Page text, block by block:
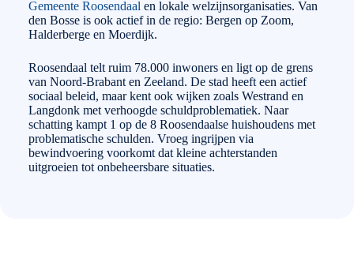
Gemeente Roosendaal en lokale welzijnsorganisaties. Van
den Bosse is ook actief in de regio: Bergen op Zoom,
Halderberge en Moerdijk.
Roosendaal telt ruim 78.000 inwoners en ligt op de grens
van Noord-Brabant en Zeeland. De stad heeft een actief
sociaal beleid, maar kent ook wijken zoals Westrand en
Langdonk met verhoogde schuldproblematiek. Naar
schatting kampt 1 op de 8 Roosendaalse huishoudens met
problematische schulden. Vroeg ingrijpen via
bewindvoering voorkomt dat kleine achterstanden
uitgroeien tot onbeheersbare situaties.